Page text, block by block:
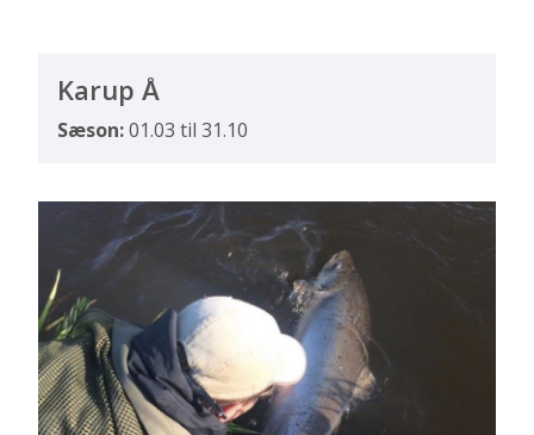
Karup Å
Sæson:01.03 til 31.10